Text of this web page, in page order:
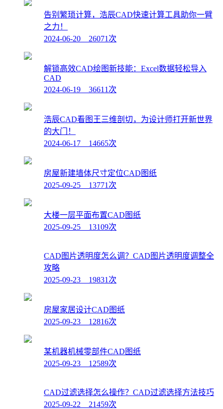
告别繁琐计算，浩辰CAD快速计算工具助你一臂
之力！
2024-06-20 26071次
解锁高效CAD绘图新技能：Excel数据轻松导入
CAD
2024-06-19 36611次
浩辰CAD看图王三维剖切，为设计师打开新世界
的大门！
2024-06-17 14665次
房屋新建墙体尺寸定位CAD图纸
2025-09-25 13771次
大楼一层平面布置CAD图纸
2025-09-25 13109次
CAD图片透明度怎么调？CAD图片透明度调整全
攻略
2025-09-23 19831次
房屋家居设计CAD图纸
2025-09-23 12816次
某机器机械零部件CAD图纸
2025-09-23 12589次
CAD过滤选择怎么操作？CAD过滤选择方法技巧
2025-09-22 21459次